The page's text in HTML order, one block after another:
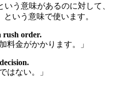
う意味があるのに対して、
いう意味で使います。
rush order.
料金がかかります。」
はない。」